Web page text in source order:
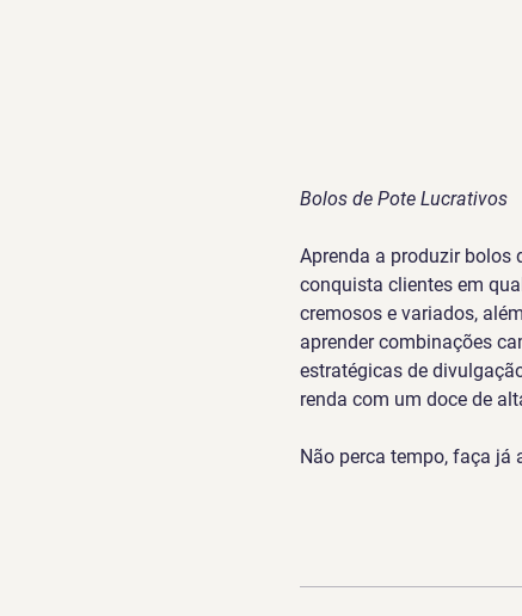
Bolos de Pote Lucrativos
Aprenda a produzir bolos
conquista clientes em
cremosos e variados,
aprender combinações
estratégicas de
renda com um doce de
Não perca tempo, faça já